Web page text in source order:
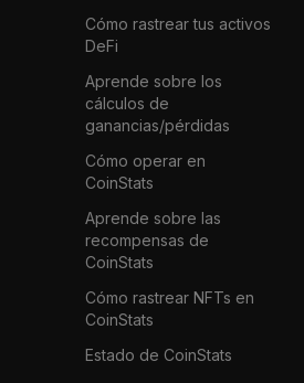
Cómo rastrear tus activos
DeFi
Aprende sobre los
cálculos de
ganancias/pérdidas
Cómo operar en
CoinStats
Aprende sobre las
recompensas de
CoinStats
Cómo rastrear NFTs en
CoinStats
Estado de CoinStats